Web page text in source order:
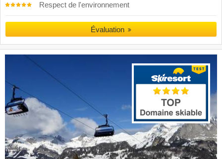
Respect de l'environnement
Évaluation